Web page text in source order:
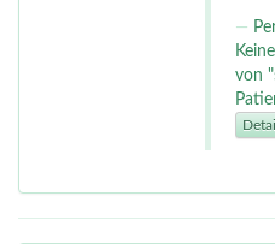
von